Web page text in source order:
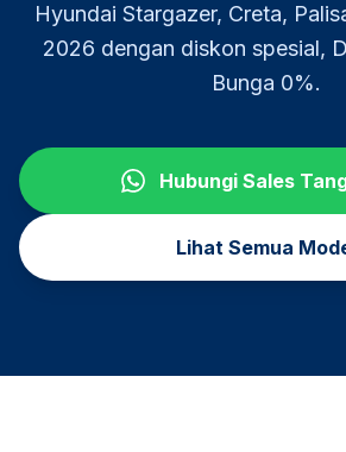
Hyundai Stargazer, Creta,
2026 dengan diskon spesial,
Bunga 0%.
Hubungi Sales
Lihat Semua